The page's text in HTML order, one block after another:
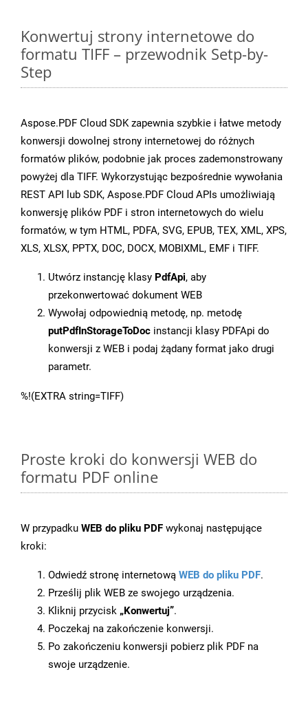
Konwertuj strony internetowe do
formatu TIFF – przewodnik Setp-by-
Step
Aspose.PDF Cloud SDK zapewnia szybkie i łatwe metody
konwersji dowolnej strony internetowej do różnych
formatów plików, podobnie jak proces zademonstrowany
powyżej dla TIFF. Wykorzystując bezpośrednie wywołania
REST API lub SDK, Aspose.PDF Cloud APIs umożliwiają
konwersję plików PDF i stron internetowych do wielu
formatów, w tym HTML, PDFA, SVG, EPUB, TEX, XML, XPS,
XLS, XLSX, PPTX, DOC, DOCX, MOBIXML, EMF i TIFF.
Utwórz instancję klasy PdfApi, aby
przekonwertować dokument WEB
Wywołaj odpowiednią metodę, np. metodę
putPdfInStorageToDoc instancji klasy PDFApi do
konwersji z WEB i podaj żądany format jako drugi
parametr.
%!(EXTRA string=TIFF)
Proste kroki do konwersji WEB do
formatu PDF online
W przypadku WEB do pliku PDF wykonaj następujące
kroki:
Odwiedź stronę internetową WEB do pliku PDF.
Prześlij plik WEB ze swojego urządzenia.
Kliknij przycisk „Konwertuj”.
Poczekaj na zakończenie konwersji.
Po zakończeniu konwersji pobierz plik PDF na
swoje urządzenie.